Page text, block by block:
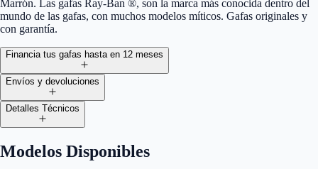
Marrón. Las gafas Ray-Ban ®, son la marca más conocida dentro del
mundo de las gafas, con muchos modelos míticos. Gafas originales y
con garantía.
Financia tus gafas hasta en 12 meses
Envíos y devoluciones
Detalles Técnicos
Modelos Disponibles